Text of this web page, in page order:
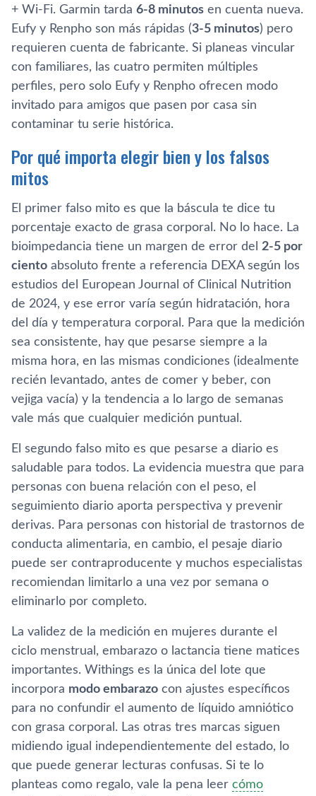
+ Wi-Fi. Garmin tarda 6-8 minutos en cuenta nueva.
Eufy y Renpho son más rápidas (3-5 minutos) pero
requieren cuenta de fabricante. Si planeas vincular
con familiares, las cuatro permiten múltiples
perfiles, pero solo Eufy y Renpho ofrecen modo
invitado para amigos que pasen por casa sin
contaminar tu serie histórica.
Por qué importa elegir bien y los falsos
mitos
El primer falso mito es que la báscula te dice tu
porcentaje exacto de grasa corporal. No lo hace. La
bioimpedancia tiene un margen de error del 2-5 por
ciento absoluto frente a referencia DEXA según los
estudios del European Journal of Clinical Nutrition
de 2024, y ese error varía según hidratación, hora
del día y temperatura corporal. Para que la medición
sea consistente, hay que pesarse siempre a la
misma hora, en las mismas condiciones (idealmente
recién levantado, antes de comer y beber, con
vejiga vacía) y la tendencia a lo largo de semanas
vale más que cualquier medición puntual.
El segundo falso mito es que pesarse a diario es
saludable para todos. La evidencia muestra que para
personas con buena relación con el peso, el
seguimiento diario aporta perspectiva y prevenir
derivas. Para personas con historial de trastornos de
conducta alimentaria, en cambio, el pesaje diario
puede ser contraproducente y muchos especialistas
recomiendan limitarlo a una vez por semana o
eliminarlo por completo.
La validez de la medición en mujeres durante el
ciclo menstrual, embarazo o lactancia tiene matices
importantes. Withings es la única del lote que
incorpora modo embarazo con ajustes específicos
para no confundir el aumento de líquido amniótico
con grasa corporal. Las otras tres marcas siguen
midiendo igual independientemente del estado, lo
que puede generar lecturas confusas. Si te lo
planteas como regalo, vale la pena leer cómo